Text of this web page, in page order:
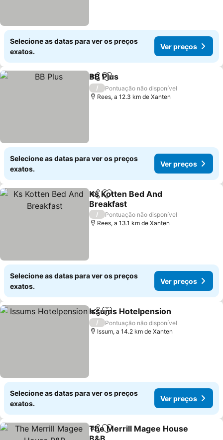
Selecione as datas para ver os preços
exatos.
Ver preços
PartilharAdicionar aos favoritos
BB Plus
/
Pontuação não disponível
Rees, a 12.3 km de Xanten
Selecione as datas para ver os preços
exatos.
Ver preços
PartilharAdicionar aos favoritos
Ks Kotten Bed And
Breakfast
Ver preços
/
Pontuação não disponível
Rees, a 13.1 km de Xanten
Selecione as datas para ver os preços
exatos.
Ver preços
PartilharAdicionar aos favoritos
Issums Hotelpension
/
Pontuação não disponível
Issum, a 14.2 km de Xanten
Selecione as datas para ver os preços
exatos.
Ver preços
PartilharAdicionar aos favoritos
The Merrill Magee House